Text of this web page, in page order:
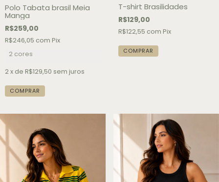
Polo Tabata brasil Meia
Manga
R$259,00
R$246,05 com Pix
2 cores
2x de R$129,50 sem juros
COMPRAR
T-shirt Brasilidades
R$129,00
R$122,55 com Pix
COMPRAR